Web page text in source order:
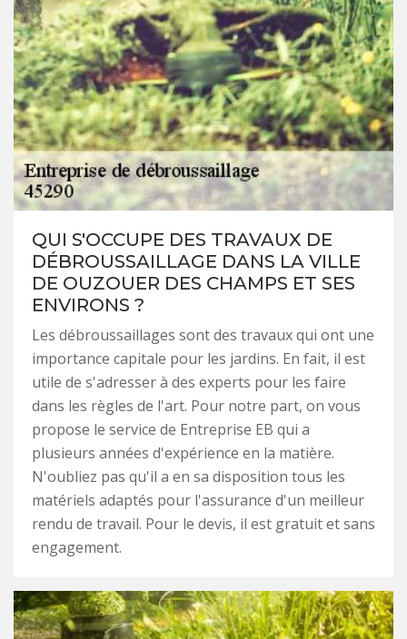
QUI S'OCCUPE DES TRAVAUX DE
DÉBROUSSAILLAGE DANS LA VILLE
DE OUZOUER DES CHAMPS ET SES
ENVIRONS ?
Les débroussaillages sont des travaux qui ont une
importance capitale pour les jardins. En fait, il est
utile de s'adresser à des experts pour les faire
dans les règles de l'art. Pour notre part, on vous
propose le service de Entreprise EB qui a
plusieurs années d'expérience en la matière.
N'oubliez pas qu'il a en sa disposition tous les
matériels adaptés pour l'assurance d'un meilleur
rendu de travail. Pour le devis, il est gratuit et sans
engagement.